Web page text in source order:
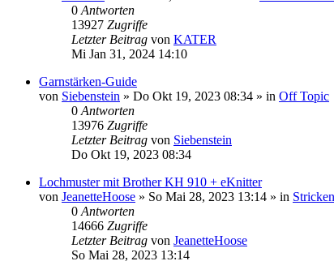
0 Antworten
13927 Zugriffe
Letzter Beitrag von KATER
Mi Jan 31, 2024 14:10
Garnstärken-Guide
von Siebenstein » Do Okt 19, 2023 08:34 » in Off Topic
0 Antworten
13976 Zugriffe
Letzter Beitrag von Siebenstein
Do Okt 19, 2023 08:34
Lochmuster mit Brother KH 910 + eKnitter
von JeanetteHoose » So Mai 28, 2023 13:14 » in
0 Antworten
14666 Zugriffe
Letzter Beitrag von JeanetteHoose
So Mai 28, 2023 13:14